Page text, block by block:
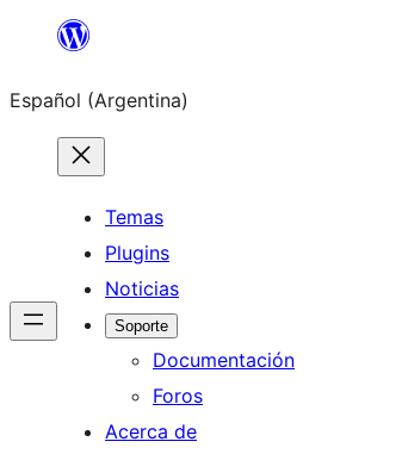
Saltar
contenido
Español (Argentina)
Temas
Plugins
Noticias
Soporte
Documentación
Foros
Acerca de